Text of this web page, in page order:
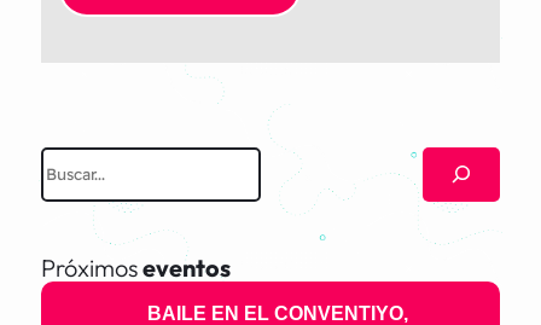
u
c
a
Próximoseventos
BAILE EN EL CONVENTIYO,